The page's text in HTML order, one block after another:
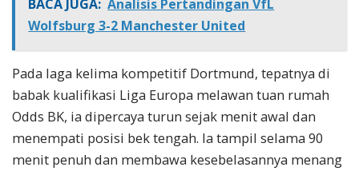
BACA JUGA: Analisis Pertandingan VfL
Wolfsburg 3-2 Manchester United
Pada laga kelima kompetitif Dortmund, tepatnya di
babak kualifikasi Liga Europa melawan tuan rumah
Odds BK, ia dipercaya turun sejak menit awal dan
menempati posisi bek tengah. Ia tampil selama 90
menit penuh dan membawa kesebelasannya menang